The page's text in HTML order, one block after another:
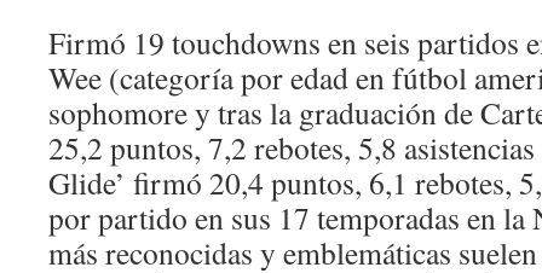
Firmó 19 touchdowns en seis partidos
Wee (categoría por edad en fútbol
sophomore y tras la graduación de
25,2 puntos, 7,2 rebotes, 5,8
Glide’ firmó 20,4 puntos, 6,1 rebotes,
por partido en sus 17 temporadas en la
más reconocidas y emblemáticas